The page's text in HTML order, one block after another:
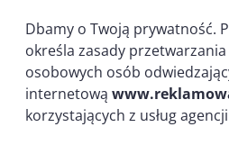
Dbamy o Twoją prywatność.
określa zasady
osobowych osób
internetową
korzystających z usług agencji